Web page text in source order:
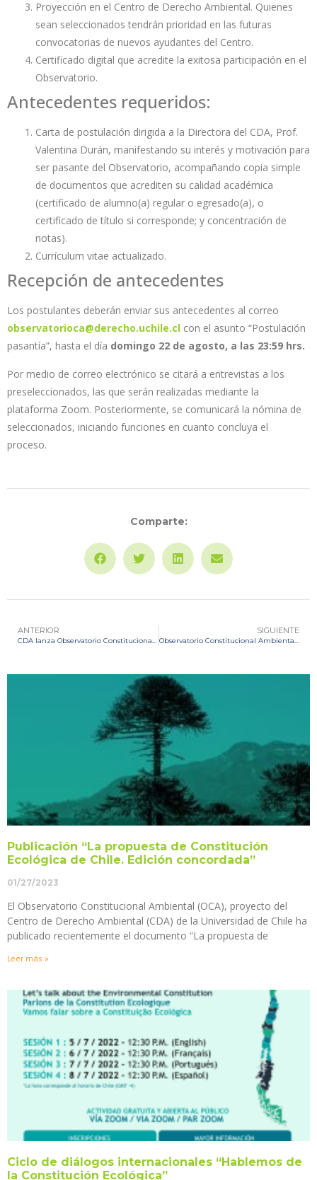
Proyección en el Centro de Derecho Ambiental. Quienes
sean seleccionados tendrán prioridad en las futuras
convocatorias de nuevos ayudantes del Centro.
Certificado digital que acredite la exitosa participación en el
Observatorio.
Antecedentes requeridos:
Carta de postulación dirigida a la Directora del CDA, Prof.
Valentina Durán, manifestando su interés y motivación para
ser pasante del Observatorio, acompañando copia simple
de documentos que acrediten su calidad académica
(certificado de alumno(a) regular o egresado(a), o
certificado de título si corresponde; y concentración de
notas).
Currículum vitae actualizado.
Recepción de antecedentes
Los postulantes deberán enviar sus antecedentes al correo
observatorioca@derecho.uchile.cl con el asunto “Postulación
pasantía”, hasta el día domingo 22 de agosto, a las 23:59 hrs.
Por medio de correo electrónico se citará a entrevistas a los
preseleccionados, las que serán realizadas mediante la
plataforma Zoom. Posteriormente, se comunicará la nómina de
seleccionados, iniciando funciones en cuanto concluya el
proceso.
Comparte:
ANTERIOR SIGUIENTE
Publicación “La propuesta de Constitución
Ecológica de Chile. Edición concordada”
01/27/2023
El Observatorio Constitucional Ambiental (OCA), proyecto del
Centro de Derecho Ambiental (CDA) de la Universidad de Chile ha
publicado recientemente el documento “La propuesta de
Leer más »
Ciclo de diálogos internacionales “Hablemos de
la Constitución Ecológica”